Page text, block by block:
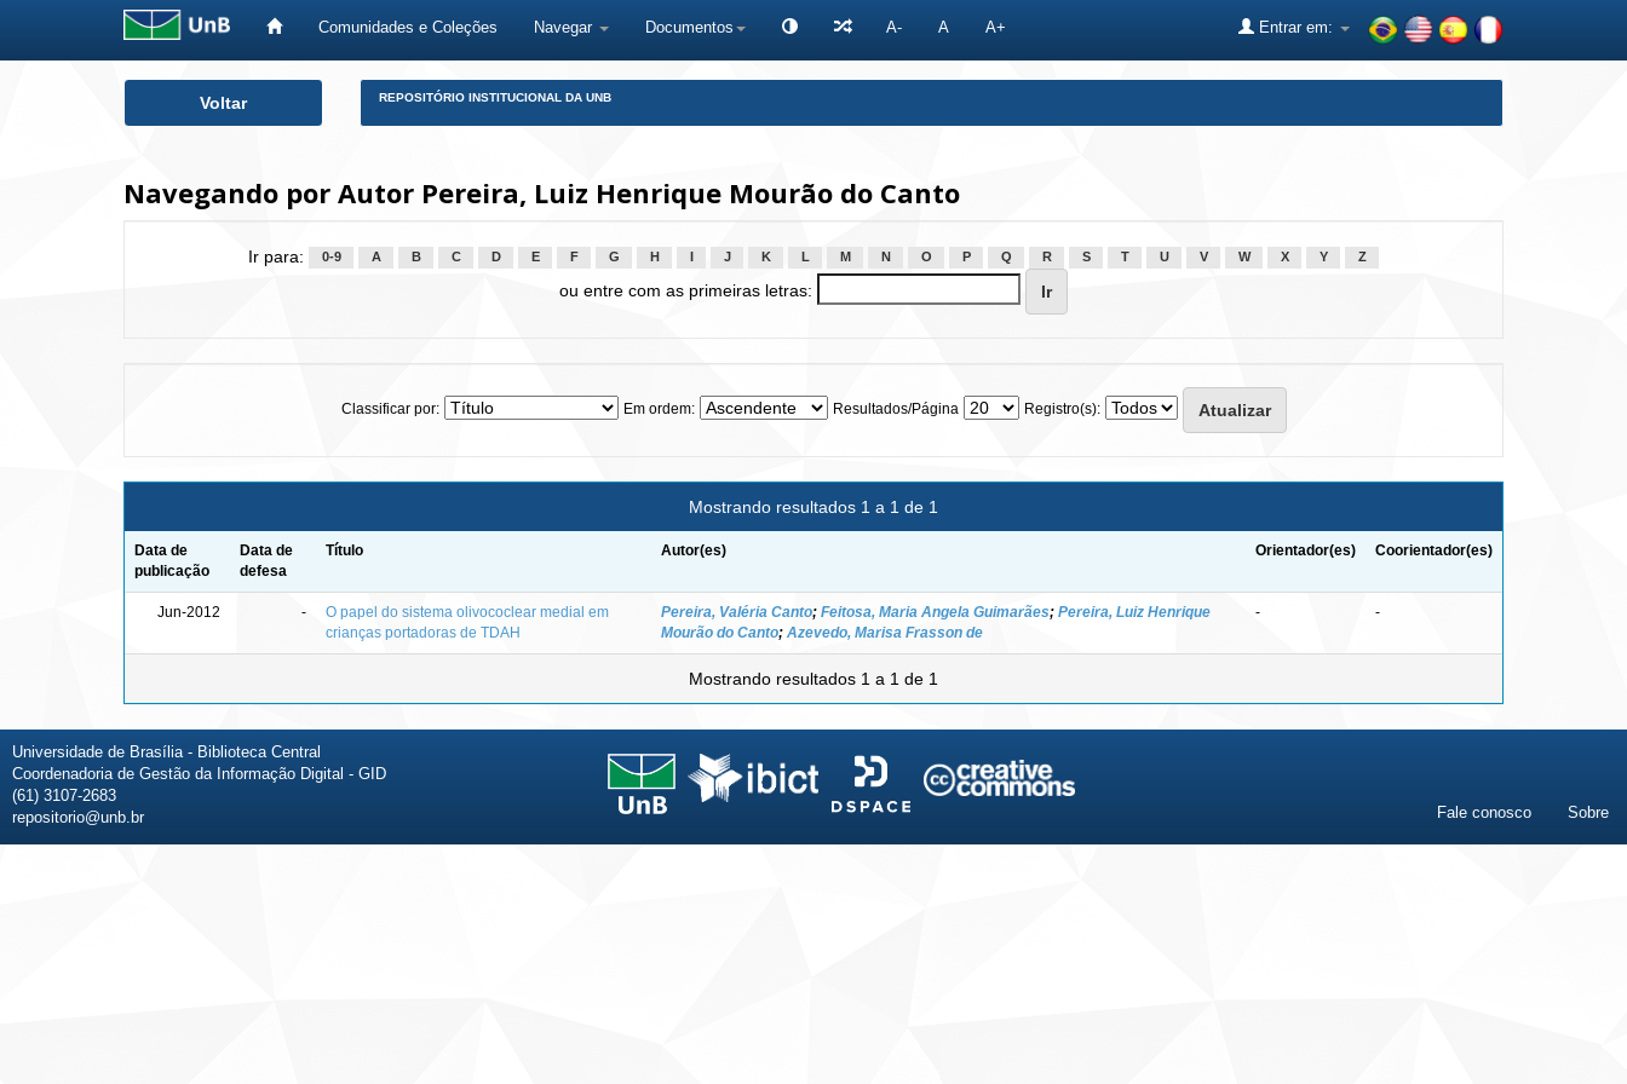
Comunidades e Coleções Navegar Documentos A- A A+ Entrar em:
Voltar REPOSITÓRIO INSTITUCIONAL DA UNB
Navegando por Autor Pereira, Luiz Henrique Mourão do Canto
Ir para: 0-9 A B C D E F G H J K L M N O P Q R S T U V W X Y Z
ou entre com as primeiras letras:
Classificar por: Em ordem: Resultados/Página Registro(s):
Mostrando resultados 1 a 1 de 1
Data de
publicação
Data de
defesa
Título Autor(es) Orientador(es) Coorientador(es)
Jun-2012 -
O papel do sistema olivococlear medial em
crianças portadoras de TDAH
Pereira, Valéria Canto; Feitosa, Maria Angela Guimarães; Pereira, Luiz Henrique
Mourão do Canto; Azevedo, Marisa Frasson de
- -
Mostrando resultados 1 a 1 de 1
Universidade de Brasília - Biblioteca Central
Coordenadoria de Gestão da Informação Digital - GID
(61) 3107-2683
repositorio@unb.br
Fale conosco Sobre